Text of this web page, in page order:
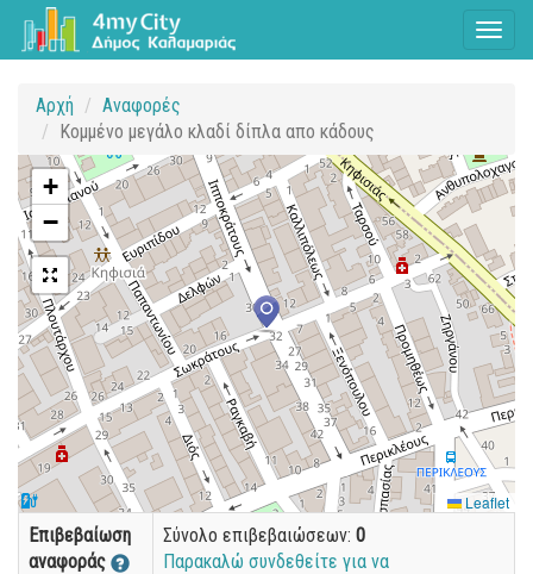
Αρχή
Αναφορές
Κομμένο μεγάλο κλαδί δίπλα απο κάδους
+
−
Leaflet
Επιβεβαίωση
αναφοράς
Σύνολο επιβεβαιώσεων: 0
Παρακαλώ συνδεθείτε για να